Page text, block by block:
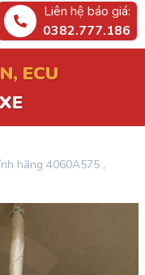
Liên hệ báo giá:
0382.777.186
ECU
hãng 4060A575 ,